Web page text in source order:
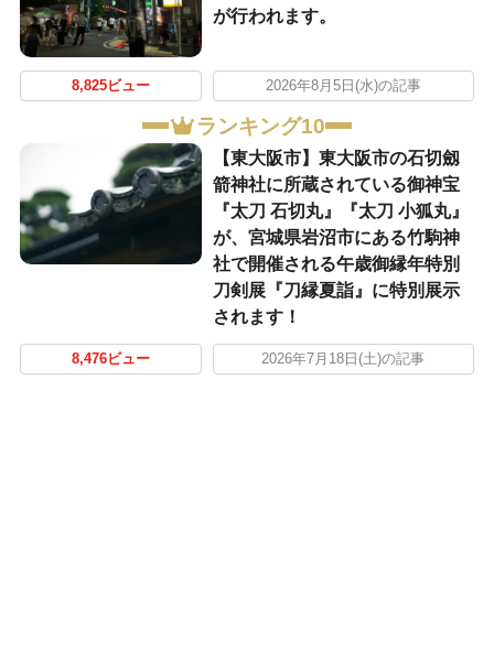
が行われます。
8,825ビュー 2026年8月5日(水)の記事
ランキング10
【東大阪市】東大阪市の石切劔
箭神社に所蔵されている御神宝
『太刀 石切丸』『太刀 小狐丸』
が、宮城県岩沼市にある竹駒神
社で開催される午歳御縁年特別
刀剣展『刀縁夏詣』に特別展示
されます！
8,476ビュー 2026年7月18日(土)の記事